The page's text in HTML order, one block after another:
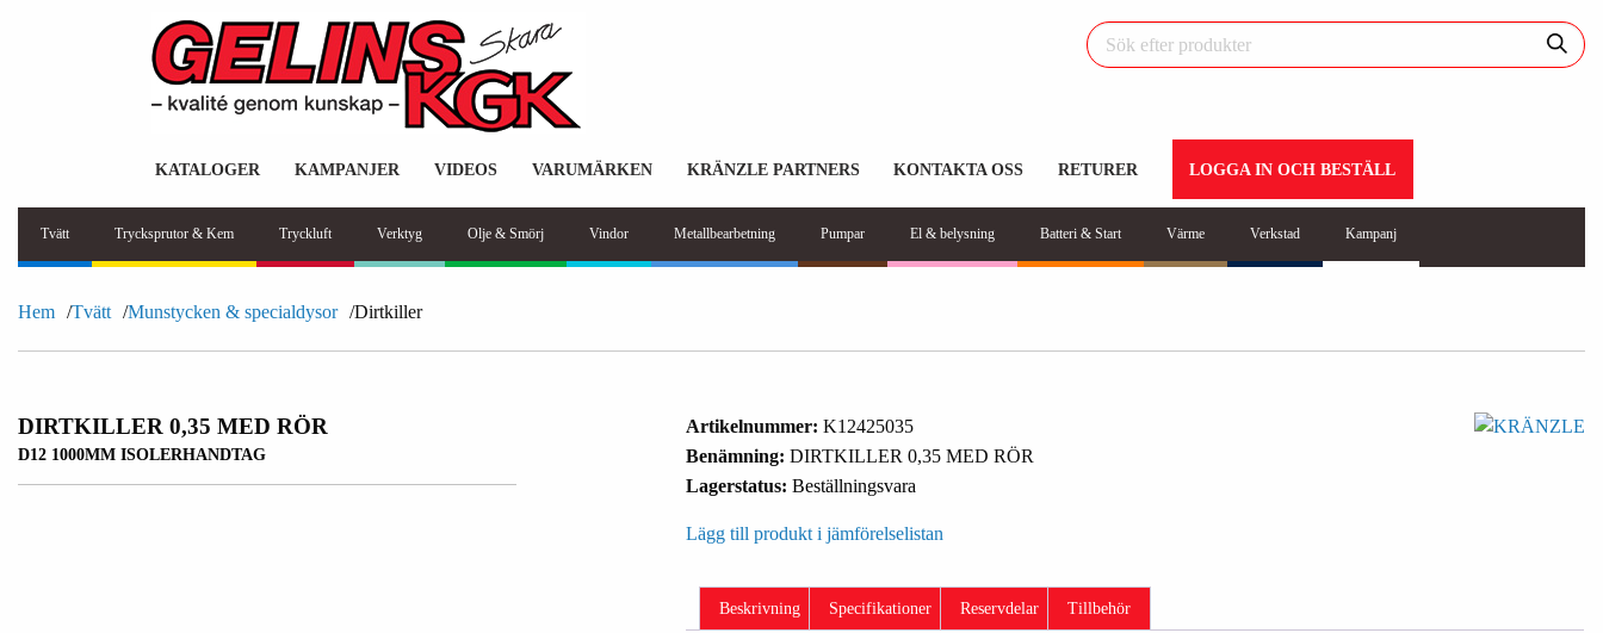
KATALOGER KAMPANJER VIDEOS VARUMÄRKEN KRÄNZLE PARTNERS KONTAKTA OSS RETURER LOGGA IN OCH BESTÄLL
Tvätt Trycksprutor & Kem Tryckluft Verktyg Olje & Smörj Vindor Metallbearbetning Pumpar El & belysning Batteri & Start Värme Verkstad Kampanj
Hem Tvätt Munstycken & specialdysor Dirtkiller
DIRTKILLER 0,35 MED RÖR
D12 1000MM ISOLERHANDTAG
Artikelnummer: K12425035
Benämning: DIRTKILLER 0,35 MED RÖR
Lagerstatus: Beställningsvara
Lägg till produkt i jämförelselistan
Beskrivning Specifikationer Reservdelar Tillbehör